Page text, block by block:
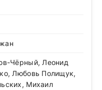
Чёрный, Леонид
Любовь Полищук,
Михаил